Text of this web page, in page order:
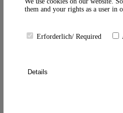
Suche schließen
them and your rights as a user in
Erforderlich/ Required
Details